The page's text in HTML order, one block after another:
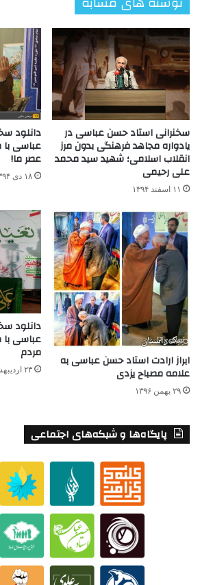
سخنرانی استاد حسن عباسی در
یادواره مجاهد فرهنگی بدون مرز
انقلاب اسلامی؛ شهید سید محمد
علی رحیمی
۱۱ اسفند ۱۳۹۴
دانلود
عباسی
عصر ما!
۱۸ دی ۱۳۹۴
ابراز ارادت استاد حسن عباسى به
علامه مصباح يزدى
۲۹ بهمن ۱۳۹۶
دانلود
عباسی با
مردم
۲۳ اردیبهشت ۱۳۹۶
پایگاه‌ها و شبکه‌های اجتماعی